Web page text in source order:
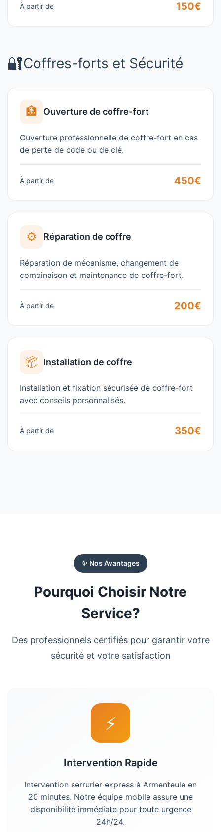
À partir de 150€
🔐Coffres-forts et Sécurité
🏦 Ouverture de coffre-fort
Ouverture professionnelle de coffre-fort en cas
de perte de code ou de clé.
À partir de 450€
⚙️ Réparation de coffre
Réparation de mécanisme, changement de
combinaison et maintenance de coffre-fort.
À partir de 200€
📦 Installation de coffre
Installation et fixation sécurisée de coffre-fort
avec conseils personnalisés.
À partir de 350€
✨ Nos Avantages
Pourquoi Choisir Notre
Service?
Des professionnels certifiés pour garantir votre
sécurité et votre satisfaction
⚡
Intervention Rapide
Intervention serrurier express à Armenteule en
20 minutes. Notre équipe mobile assure une
disponibilité immédiate pour toute urgence
24h/24.